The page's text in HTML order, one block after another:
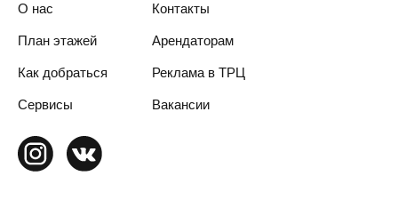
О нас
План этажей
Как добраться
Арендаторам
Контакты
Реклама в ТРЦ
Сервисы Вакансии